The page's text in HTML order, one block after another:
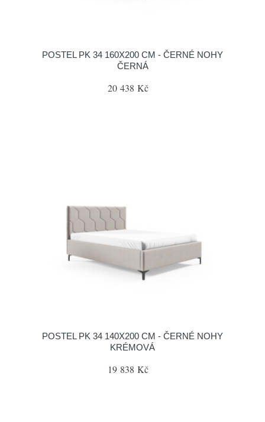
POSTEL PK 34 160X200 CM - ČERNÉ NOHY
ČERNÁ
20 438 Kč
POSTEL PK 34 140X200 CM - ČERNÉ NOHY
KRÉMOVÁ
19 838 Kč